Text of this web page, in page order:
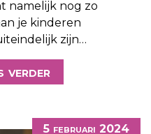
namelijk nog zo
je kinderen
zijn…
verder
5 februari 2024